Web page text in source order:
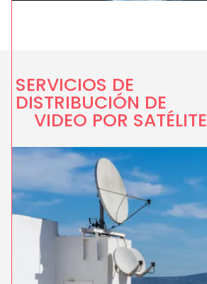
SERVICIOS DE
DISTRIBUCIÓN DE
VIDEO POR SATÉLITE